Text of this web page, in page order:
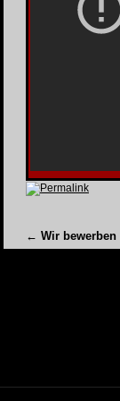
Permalink
← Wir